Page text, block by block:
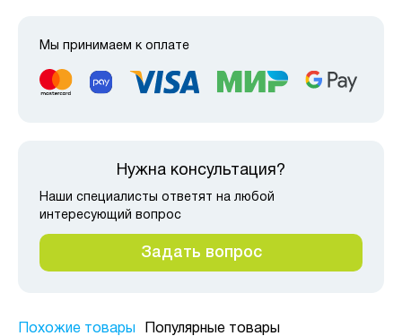
Мы принимаем к оплате
Нужна консультация?
Наши специалисты ответят на любой
интересующий вопрос
Задать вопрос
Похожие товары Популярные товары